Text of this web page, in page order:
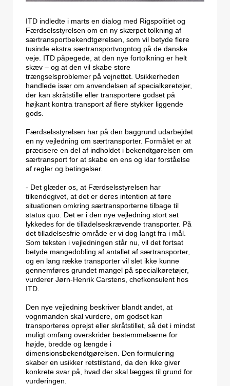
ITD indledte i marts en dialog med Rigspolitiet og
Færdselsstyrelsen om en ny skærpet tolkning af
særtransportbekendtgørelsen, som vil betyde flere
tusinde ekstra særtransportvogntog på de danske
veje. ITD påpegede, at den nye fortolkning er helt
skæv – og at den vil skabe store
trængselsproblemer på vejnettet. Usikkerheden
handlede især om anvendelsen af specialkøretøjer,
der kan skråtstille eller transportere godset på
højkant kontra transport af flere stykker liggende
gods.
Færdselsstyrelsen har på den baggrund udarbejdet
en ny vejledning om særtransporter. Formålet er at
præcisere en del af indholdet i bekendtgørelsen om
særtransport for at skabe en ens og klar forståelse
af regler og betingelser.
- Det glæder os, at Færdselsstyrelsen har
tilkendegivet, at det er deres intention at føre
situationen omkring særtransporterne tilbage til
status quo. Det er i den nye vejledning stort set
lykkedes for de tilladelseskrævende transporter. På
det tilladelsesfrie område er vi dog langt fra i mål.
Som teksten i vejledningen står nu, vil det fortsat
betyde mangedobling af antallet af særtransporter,
og en lang række transporter vil slet ikke kunne
gennemføres grundet mangel på specialkøretøjer,
vurderer Jørn-Henrik Carstens, chefkonsulent hos
ITD.
Den nye vejledning beskriver blandt andet, at
vognmanden skal vurdere, om godset kan
transporteres oprejst eller skråtstillet, så det i mindst
muligt omfang overskrider bestemmelserne for
højde, bredde og længde i
dimensionsbekendtgørelsen. Den formulering
skaber en usikker retstilstand, da den ikke giver
konkrete svar på, hvad der skal lægges til grund for
vurderingen.